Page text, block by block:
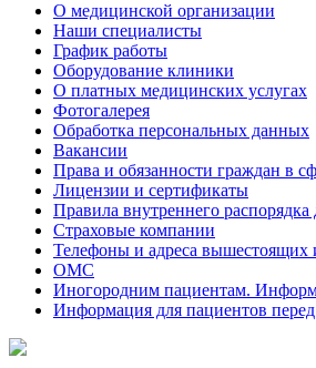
О медицинской организации
Наши специалисты
График работы
Оборудование клиники
О платных медицинских услугах
Фотогалерея
Обработка персональных данных
Вакансии
Права и обязанности граждан в
Лицензии и сертификаты
Правила внутреннего распорядка
Страховые компании
Телефоны и адреса
ОМС
Иногородним пациентам.
Информация для пациентов